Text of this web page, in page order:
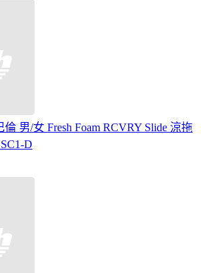
倫 男/女 Fresh Foam RCVRY Slide 涼拖
D